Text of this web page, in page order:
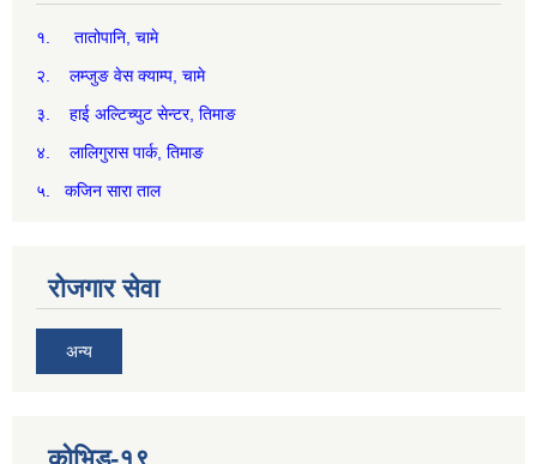
१. तातोपानि, चामे
२. लम्जुङ वेस क्याम्प, चामे
३. हाई अल्टिच्युट सेन्टर, तिमाङ
४. लालिगुरास पार्क, तिमाङ
५. कजिन सारा ताल
रोजगार सेवा
अन्य